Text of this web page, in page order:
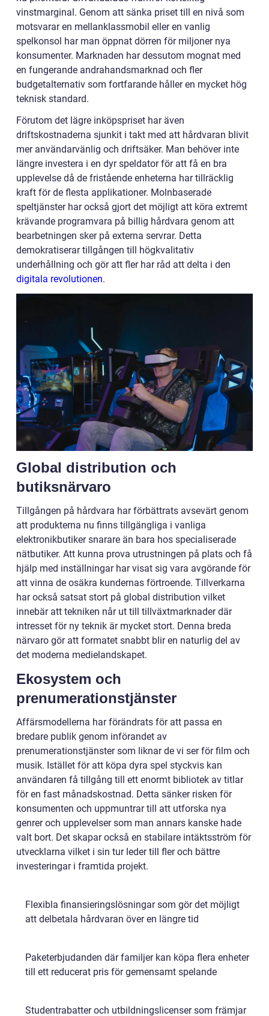
vinstmarginal. Genom att sänka priset till en nivå som
motsvarar en mellanklassmobil eller en vanlig
spelkonsol har man öppnat dörren för miljoner nya
konsumenter. Marknaden har dessutom mognat med
en fungerande andrahandsmarknad och fler
budgetalternativ som fortfarande håller en mycket hög
teknisk standard.
Förutom det lägre inköpspriset har även
driftskostnaderna sjunkit i takt med att hårdvaran blivit
mer användarvänlig och driftsäker. Man behöver inte
längre investera i en dyr speldator för att få en bra
upplevelse då de fristående enheterna har tillräcklig
kraft för de flesta applikationer. Molnbaserade
speltjänster har också gjort det möjligt att köra extremt
krävande programvara på billig hårdvara genom att
bearbetningen sker på externa servrar. Detta
demokratiserar tillgången till högkvalitativ
underhållning och gör att fler har råd att delta i den
digitala revolutionen.
Global distribution och
butiksnärvaro
Tillgången på hårdvara har förbättrats avsevärt genom
att produkterna nu finns tillgängliga i vanliga
elektronikbutiker snarare än bara hos specialiserade
nätbutiker. Att kunna prova utrustningen på plats och få
hjälp med inställningar har visat sig vara avgörande för
att vinna de osäkra kundernas förtroende. Tillverkarna
har också satsat stort på global distribution vilket
innebär att tekniken når ut till tillväxtmarknader där
intresset för ny teknik är mycket stort. Denna breda
närvaro gör att formatet snabbt blir en naturlig del av
det moderna medielandskapet.
Ekosystem och
prenumerationstjänster
Affärsmodellerna har förändrats för att passa en
bredare publik genom införandet av
prenumerationstjänster som liknar de vi ser för film och
musik. Istället för att köpa dyra spel styckvis kan
användaren få tillgång till ett enormt bibliotek av titlar
för en fast månadskostnad. Detta sänker risken för
konsumenten och uppmuntrar till att utforska nya
genrer och upplevelser som man annars kanske hade
valt bort. Det skapar också en stabilare intäktsström för
utvecklarna vilket i sin tur leder till fler och bättre
investeringar i framtida projekt.
Flexibla finansieringslösningar som gör det möjligt
att delbetala hårdvaran över en längre tid
Paketerbjudanden där familjer kan köpa flera enheter
till ett reducerat pris för gemensamt spelande
Studentrabatter och utbildningslicenser som främjar